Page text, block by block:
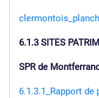
6.1.3 SITES
SPR de
6.1.3.1_Rapport